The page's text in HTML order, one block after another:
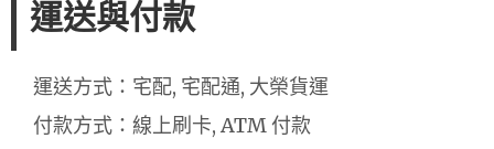
運送與付款
運送方式：宅配, 宅配通, 大榮貨運
付款方式：線上刷卡, ATM 付款